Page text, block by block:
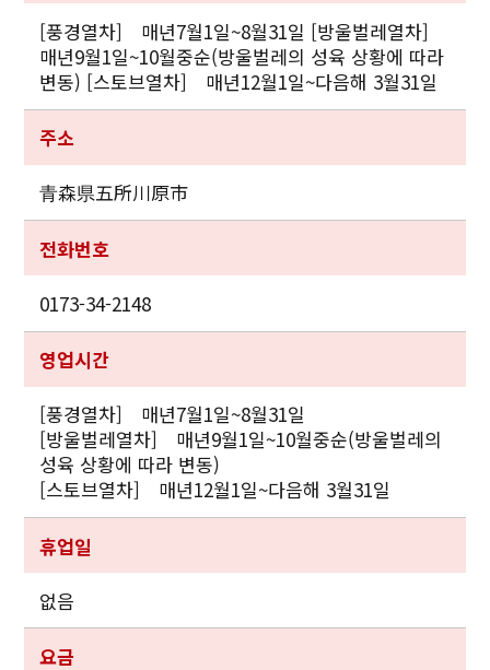
[풍경열차] 매년7월1일~8월31일 [방울벌레열차]
매년9월1일~10월중순(방울벌레의 성육 상황에 따라
변동) [스토브열차] 매년12월1일~다음해 3월31일
주소
青森県五所川原市
전화번호
0173-34-2148
영업시간
[풍경열차] 매년7월1일~8월31일
[방울벌레열차] 매년9월1일~10월중순(방울벌레의
성육 상황에 따라 변동)
[스토브열차] 매년12월1일~다음해 3월31일
휴업일
없음
요금